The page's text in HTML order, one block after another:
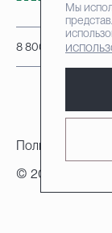
8 800 222-95-25
© 2010-2026,
Политика
Мы